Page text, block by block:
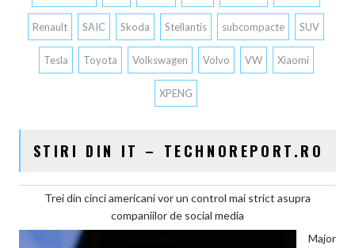
Renault SAIC Skoda Stellantis subcompacte SUV
Tesla Toyota Volkswagen Volvo VW Xiaomi
XPENG
STIRI DIN IT – TECHNOREPORT.RO
Trei din cinci americani vor un control mai strict asupra
companiilor de social media
Major